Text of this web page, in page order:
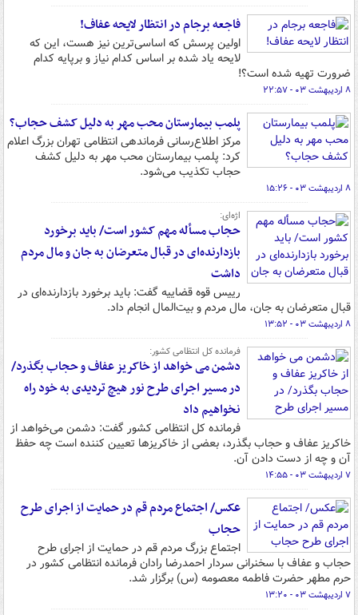
فاجعه برجام در انتظار لایحه عفاف!
اولین پرسش که اساسی‌ترین نیز هست، این که
لایحه یاد شده بر اساس کدام نیاز و برپایه کدام
ضرورت تهیه شده است؟!
۸ اردیبهشت ۰۳ - ۲۲:۵۷
پلمب بیمارستان محب مهر به دلیل کشف حجاب؟
مرکز اطلاع‌رسانی فرماندهی انتظامی تهران بزرگ اعلام
کرد: پلمب بیمارستان محب مهر به دلیل کشف
حجاب تکذیب می‌شود.
۸ اردیبهشت ۰۳ - ۱۵:۲۶
اژه‌ای:
حجاب مسأله مهم کشور است/ باید برخورد
بازدارنده‌ای در قبال متعرضان به جان و مال مردم
داشت
رییس قوه قضاییه گفت: باید برخورد بازدارنده‌ای در
قبال متعرضان به جان، مال مردم و بیت‌المال انجام داد.
۸ اردیبهشت ۰۳ - ۱۳:۵۲
فرمانده کل انتظامی کشور:
دشمن می خواهد از خاکریز عفاف و حجاب بگذرد/
در مسیر اجرای طرح نور هیچ تردیدی به خود راه
نخواهیم داد
فرمانده کل انتظامی کشور گفت: دشمن می‌خواهد از
خاکریز عفاف و حجاب بگذرد، بعضی از خاکریزها تعیین کننده است چه حفظ
آن و چه از دست دادن آن.
۷ اردیبهشت ۰۳ - ۱۴:۵۵
عکس/ اجتماع مردم قم در حمایت از اجرای طرح
حجاب
اجتماع بزرگ مردم قم در حمایت از اجرای طرح
حجاب و عفاف با سخنرانی سردار احمدرضا رادان فرمانده انتظامی کشور در
حرم مطهر حضرت فاطمه معصومه (س) برگزار شد.
۷ اردیبهشت ۰۳ - ۱۳:۲۰